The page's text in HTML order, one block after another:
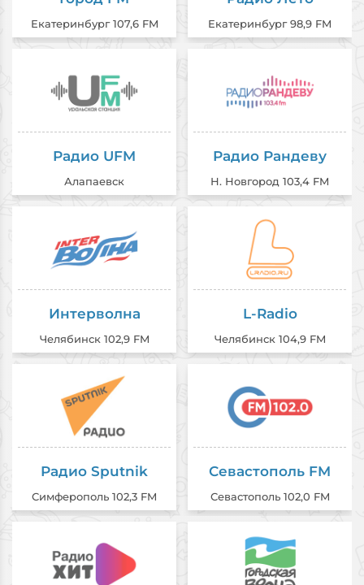
Екатеринбург 107,6 FM Екатеринбург 98,9 FM
Радио UFM
Алапаевск
Радио Рандеву
Н. Новгород 103,4 FM
Интерволна
Челябинск 102,9 FM
L-Radio
Челябинск 104,9 FM
Радио Sputnik
Симферополь 102,3 FM
Севастополь FM
Севастополь 102,0 FM